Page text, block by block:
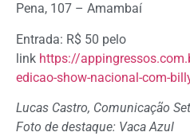
Pena, 107 – Amambaí
Entrada: R$ 50 pelo
link https://
edicao-show-nacional-com-
Lucas Castro, Comunicação
Foto de destaque: Vaca Azul